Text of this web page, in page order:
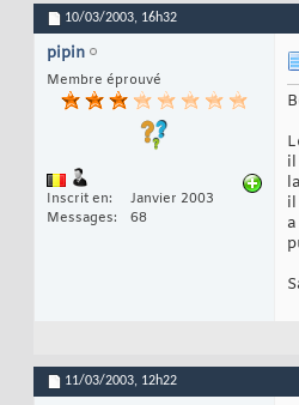
10/03/2003, 16h32
pipin
Membre éprouvé
Inscrit en
Janvier 2003
Messages
68
11/03/2003, 12h22